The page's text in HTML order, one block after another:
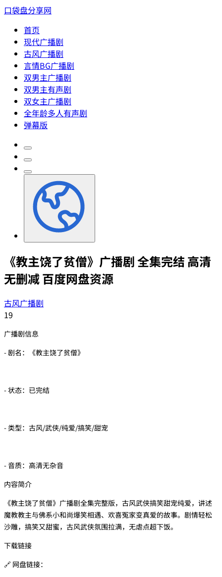
口袋盘分享网
首页
现代广播剧
古风广播剧
言情BG广播剧
双男主广播剧
双男主有声剧
双女主广播剧
全年龄多人有声剧
弹幕版
《教主饶了贫僧》广播剧 全集完结 高清
无删减 百度网盘资源
古风广播剧
19
广播剧信息
- 剧名：《教主饶了贫僧》
- 状态：已完结
- 类型：古风/武侠/纯爱/搞笑/甜宠
- 音质：高清无杂音
内容简介
《教主饶了贫僧》广播剧全集完整版，古风武侠搞笑甜宠纯爱，讲述
魔教教主与佛系小和尚爆笑相遇、欢喜冤家变真爱的故事。剧情轻松
沙雕，搞笑又甜蜜，古风武侠氛围拉满，无虐点超下饭。
下载链接
🔗 网盘链接：